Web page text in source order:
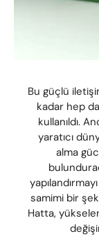
Bu güçlü
kadar hep
kullanıldı.
yaratıcı
alma
samimi bir
Hatta,